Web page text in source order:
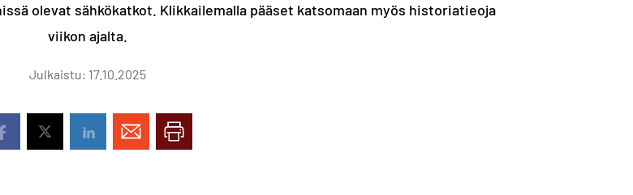
olevat sähkökatkot. Klikkailemalla pääset katsomaan myös historiatieoja
viikon ajalta.
Julkaistu: 17.10.2025